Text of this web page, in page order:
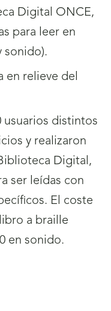
Digital ONCE,
para leer en
sonido).
usuarios distintos
y realizaron
Digital,
ser leídas con
El coste
a braille
en sonido.